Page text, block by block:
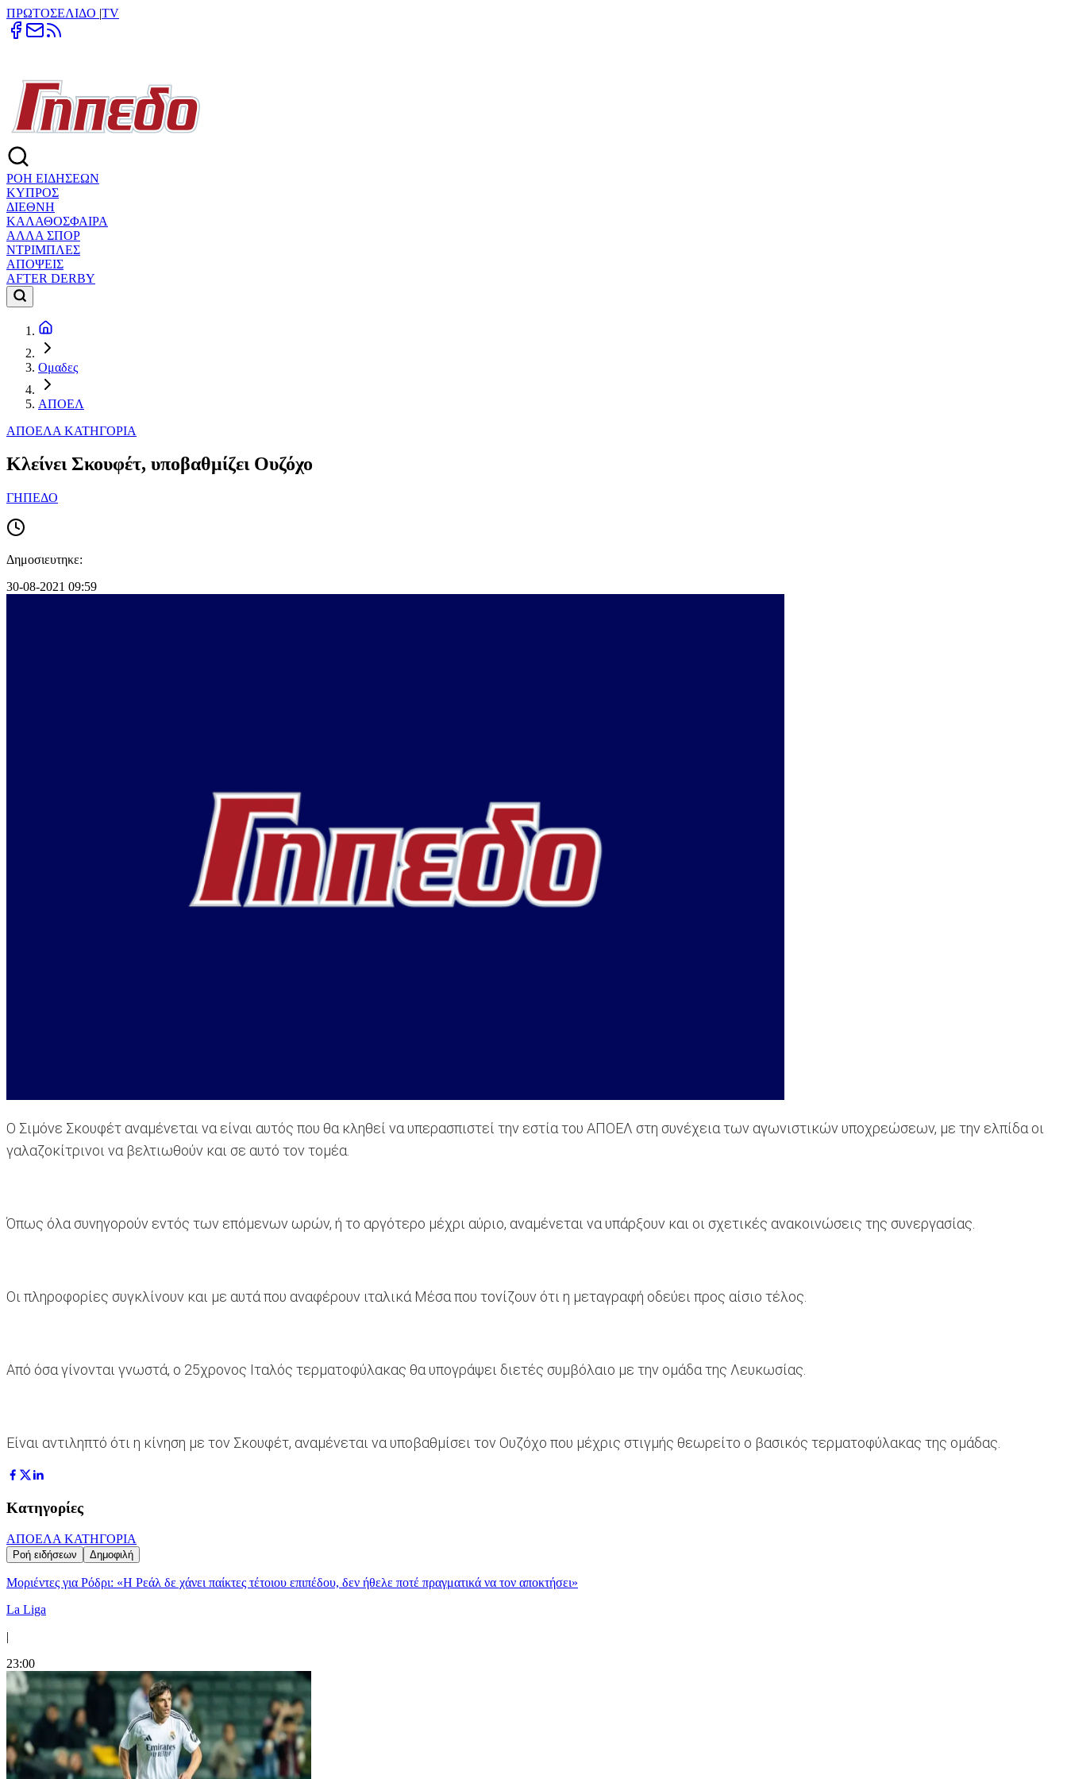
ΠΡΩΤΟΣΕΛΙΔΟ |TV
ΡΟΗ ΕΙΔΗΣΕΩΝ
ΚΥΠΡΟΣ
ΔΙΕΘΝΗ
ΚΑΛΑΘΟΣΦΑΙΡΑ
ΑΛΛΑ ΣΠΟΡ
ΝΤΡΙΜΠΛΕΣ
ΑΠΟΨΕΙΣ
AFTER DERBY
Ομαδες
ΑΠΟΕΛ
ΑΠΟΕΛΑ ΚΑΤΗΓΟΡΙΑ
Κλείνει Σκουφέτ, υποβαθμίζει Ουζόχο
ΓΗΠΕΔΟ
Δημοσιευτηκε:
30-08-2021 09:59
Ο Σιμόνε Σκουφέτ αναμένεται να είναι αυτός που θα κληθεί να υπερασπιστεί την εστία του ΑΠΟΕΛ στη συνέχεια των αγωνιστικών υποχρεώσεων, με την ελπίδα οι
γαλαζοκίτρινοι να βελτιωθούν και σε αυτό τον τομέα.
Όπως όλα συνηγορούν εντός των επόμενων ωρών, ή το αργότερο μέχρι αύριο, αναμένεται να υπάρξουν και οι σχετικές ανακοινώσεις της συνεργασίας.
Οι πληροφορίες συγκλίνουν και με αυτά που αναφέρουν ιταλικά Μέσα που τονίζουν ότι η μεταγραφή οδεύει προς αίσιο τέλος.
Από όσα γίνονται γνωστά, ο 25χρονος Ιταλός τερματοφύλακας θα υπογράψει διετές συμβόλαιο με την ομάδα της Λευκωσίας.
Eίναι αντιληπτό ότι η κίνηση με τον Σκουφέτ, αναμένεται να υποβαθμίσει τον Ουζόχο που μέχρις στιγμής θεωρείτο ο βασικός τερματοφύλακας της ομάδας.
Κατηγορίες
ΑΠΟΕΛΑ ΚΑΤΗΓΟΡΙΑ
Ροή ειδήσεων Δημοφιλή
Μοριέντες για Ρόδρι: «Η Ρεάλ δε χάνει παίκτες τέτοιου επιπέδου, δεν ήθελε ποτέ πραγματικά να τον αποκτήσει»
La Liga
|
23:00